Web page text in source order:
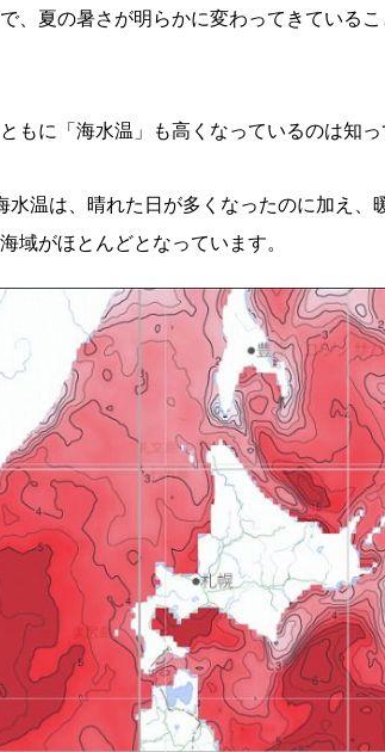
プライバシーポリシー
閉じる
、夏の暑さが明らかに変わってきている
もに「海水温」も高くなっているのは知っ
水温は、晴れた日が多くなったのに加え、
域がほとんどとなっています。